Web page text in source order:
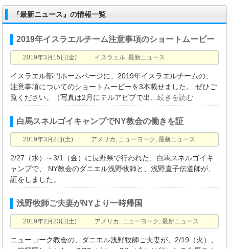
『最新ニュース』の情報一覧
2019年イスラエルチーム注意事項のショートムービー
2019年3月15日(金) イスラエル,最新ニュース
イスラエル部門ホームページに、2019年イスラエルチームの、
注意事項についてのショートムービーを3本載せました。 ぜひご
覧ください。（写真は2月にテルアビブで出
…続きを読む
白馬スネルゴイキャンプでNY教会の働きを証
2019年3月2日(土) アメリカ , ニューヨーク ,最新ニュース
2/27（水）～3/1（金）に長野県で行われた、白馬スネルゴイキ
ャンプで、 NY教会のダニエル浅野牧師と、浅野直子伝道師が、
証をしました。
浅野牧師ご夫妻がNYより一時帰国
2019年2月23日(土) アメリカ , ニューヨーク ,最新ニュース
ニューヨーク教会の、ダニエル浅野牧師ご夫妻が、2/19（火）、